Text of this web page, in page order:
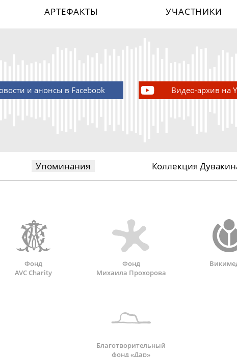
АРТЕФАКТЫ УЧАСТНИКИ
и анонсы в Facebook Видео-архив на
Упоминания Коллекция
Фонд
AVC Charity
Фонд
Михаила Прохорова
Благотворительный
фонд «Дар»